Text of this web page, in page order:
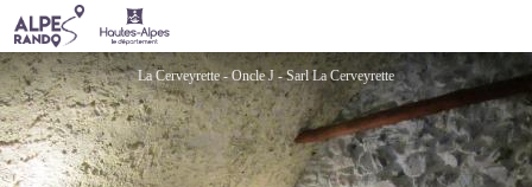
Maison Cerveyrette
La Cerveyrette - Oncle J - Sarl La Cerveyrette